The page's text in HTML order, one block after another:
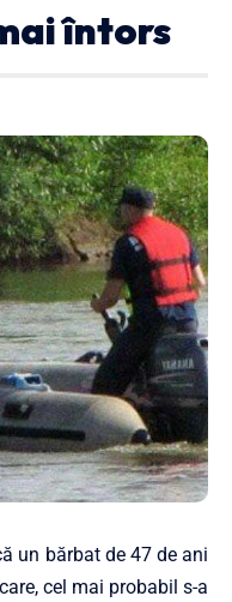
întors
un bărbat de 47 de ani
cel mai probabil s-a